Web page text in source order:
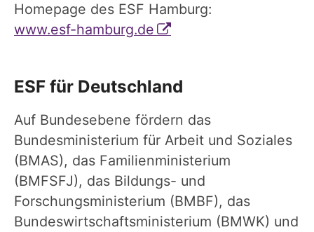
Homepage des ESF Hamburg:
www.esf-hamburg.de
ESF für Deutschland
Auf Bundesebene fördern das
Bundesministerium für Arbeit und Soziales
(BMAS), das Familienministerium
(BMFSFJ), das Bildungs- und
Forschungsministerium (BMBF), das
Bundeswirtschaftsministerium (BMWK) und